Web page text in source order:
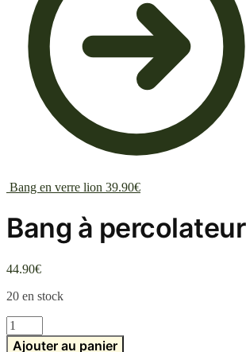
Bang en verre lion 39.90€
Bang à percolateur
44.90€
20 en stock
quantité
de
Ajouter au panier